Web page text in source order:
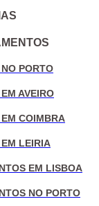
PORTO
AVEIRO
COIMBRA
LEIRIA
EM LISBOA
NO PORTO